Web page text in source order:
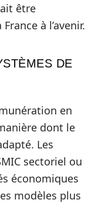
être
à l’avenir.
DE
en
dont le
Les
sectoriel ou
économiques
modèles plus